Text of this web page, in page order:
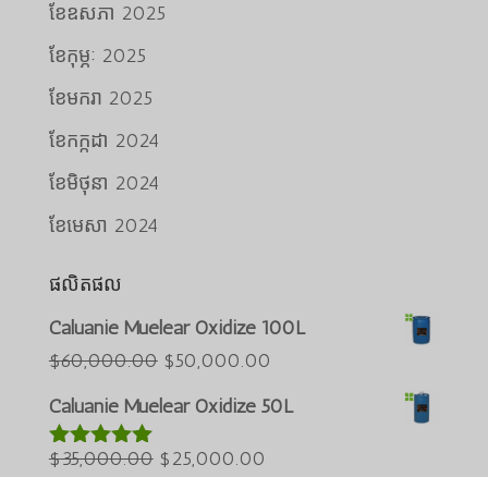
ខែ​ឧសភា 2025
ខែ​កុម្ភៈ 2025
ខែ​មករា 2025
ខែ​កក្កដា 2024
ខែ​មិថុនា 2024
ខែ​មេសា 2024
ផលិតផល
Caluanie Muelear Oxidize 100L
$60,000.00 តម្លៃ
ដើមគឺ
។
$50,000.00
Caluanie Muelear Oxidize 50L
វាយតម្លៃ5.00
$35,000.00 តម្លៃ
$25,000.00
Português do Brasil